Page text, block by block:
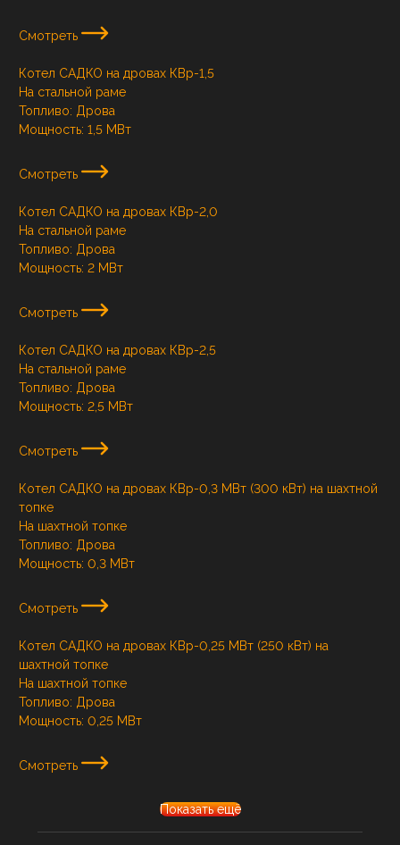
Смотреть
Котел САДКО на дровах КВр-1,5
На стальной раме
Топливо: Дрова
Мощность: 1,5 МВт
Смотреть
Котел САДКО на дровах КВр-2,0
На стальной раме
Топливо: Дрова
Мощность: 2 МВт
Смотреть
Котел САДКО на дровах КВр-2,5
На стальной раме
Топливо: Дрова
Мощность: 2,5 МВт
Смотреть
Котел САДКО на дровах КВр-0,3 МВт (300 кВт) на шахтной
топке
На шахтной топке
Топливо: Дрова
Мощность: 0,3 МВт
Смотреть
Котел САДКО на дровах КВр-0,25 МВт (250 кВт) на
шахтной топке
На шахтной топке
Топливо: Дрова
Мощность: 0,25 МВт
Смотреть
Показать ещё